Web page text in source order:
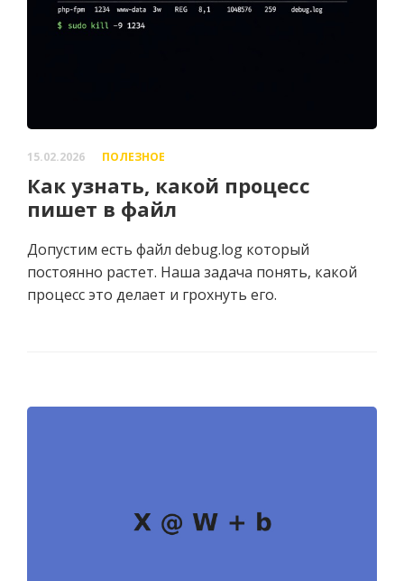
15.02.2026 ПОЛЕЗНОЕ
Как узнать, какой процесс
пишет в файл
Допустим есть файл debug.log который
постоянно растет. Наша задача понять, какой
процесс это делает и грохнуть его.